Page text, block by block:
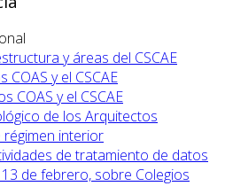
y áreas del CSCAE
COAS y el CSCAE
COAS y el CSCAE
de los Arquitectos
régimen interior
de tratamiento de datos
de febrero, sobre Colegios